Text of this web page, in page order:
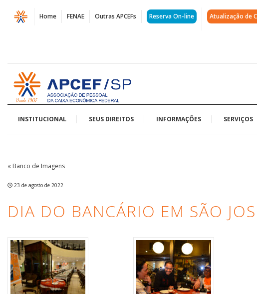
Página
Dia
Bancário
em
São
José
Campos
|
APCEF/SP
Home FENAE Outras APCEFs Reserva On-line Atualização de
Acessar
página
inicial
INSTITUCIONAL SEUS DIREITOS INFORMAÇÕES SERVIÇOS
« Banco de Imagens
23 de agosto de 2022
DIA DO BANCÁRIO EM SÃO